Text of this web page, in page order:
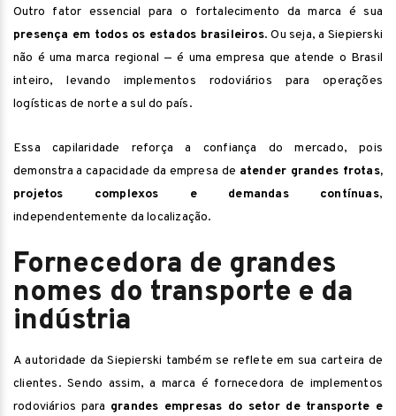
Outro fator essencial para o fortalecimento da marca é sua
presença em todos os estados brasileiros. Ou seja, a Siepierski
não é uma marca regional — é uma empresa que atende o Brasil
inteiro, levando implementos rodoviários para operações
logísticas de norte a sul do país.
Essa capilaridade reforça a confiança do mercado, pois
demonstra a capacidade da empresa de atender grandes frotas,
projetos complexos e demandas contínuas,
independentemente da localização.
Fornecedora de grandes
nomes do transporte e da
indústria
A autoridade da Siepierski também se reflete em sua carteira de
clientes. Sendo assim, a marca é fornecedora de implementos
rodoviários para grandes empresas do setor de transporte e